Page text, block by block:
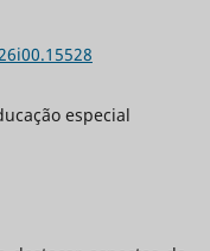
especial